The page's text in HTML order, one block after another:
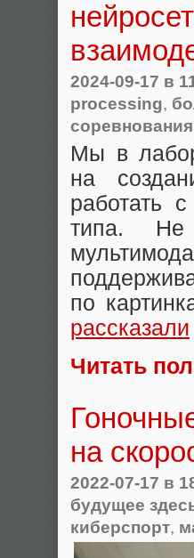
2024-09-17 в
processing,
соревнования
Мы в
на
работать
типа. Не
по
рассказали
Читать
на
2022-07-17 в
будущее
киберспорт,